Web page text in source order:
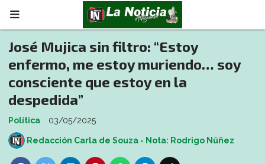
José Mujica sin filtro: “Estoy
enfermo, me estoy muriendo… soy
consciente que estoy en la
despedida”
Política 03/05/2025
Redacción Carla de Souza - Nota: Rodrigo Núñez